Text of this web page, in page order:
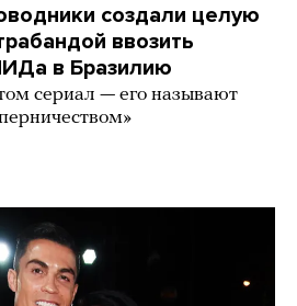
создали целую
ввозить
в Бразилию
сериал — его называют